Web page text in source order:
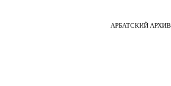
АРБАТСКИЙ АРХИВ